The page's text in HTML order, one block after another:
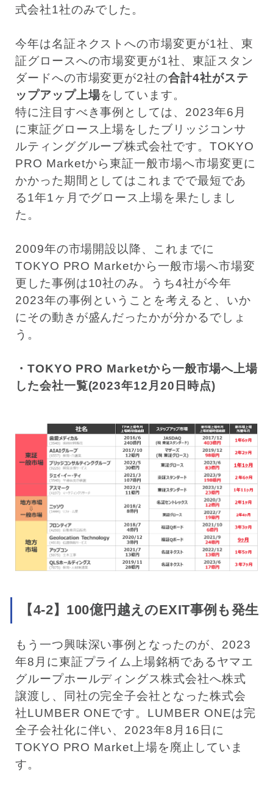
式会社1社のみでした。
今年は名証ネクストへの市場変更が1社、東
証グロースへの市場変更が1社、東証スタン
ダードへの市場変更が2社の合計4社がステ
ップアップ上場をしています。
特に注目すべき事例としては、2023年6月
に東証グロース上場をしたブリッジコンサ
ルティンググループ株式会社です。TOKYO
PRO Marketから東証一般市場へ市場変更に
かかった期間としてはこれまでで最短であ
る1年1ヶ月でグロース上場を果たしまし
た。
2009年の市場開設以降、これまでに
TOKYO PRO Marketから一般市場へ市場変
更した事例は10社のみ。うち4社が今年
2023年の事例ということを考えると、いか
にその動きが盛んだったかが分かるでしょ
う。
・TOKYO PRO Marketから一般市場へ上場
した会社一覧(2023年12月20日時点)
【4-2】100億円越えのEXIT事例も発生
もう一つ興味深い事例となったのが、2023
年8月に東証プライム上場銘柄であるヤマエ
グループホールディングス株式会社へ株式
譲渡し、同社の完全子会社となった株式会
社LUMBER ONEです。LUMBER ONEは完
全子会社化に伴い、2023年8月16日に
TOKYO PRO Market上場を廃止していま
す。